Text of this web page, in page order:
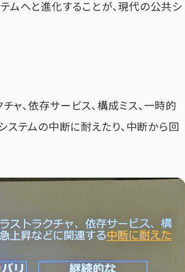
テムへと進化することが、現代の公共シ
ャ、依存サービス、構成ミス、一時的
テムの中断に耐えたり、中断から回